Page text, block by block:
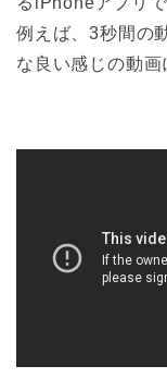
例えば、3秒間の
な良い感じの動画